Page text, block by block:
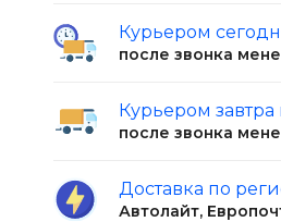
Курьером
после звонка
Курьером
после звонка
Доставка по
Автолайт,